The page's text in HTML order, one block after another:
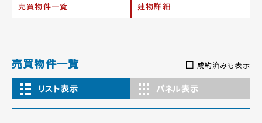
売買物件一覧 建物詳細
売買物件一覧 成約済みも表示
リスト表示 パネル表示